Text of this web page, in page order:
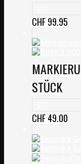
CHF99.95
STÜCK
CHF49.00